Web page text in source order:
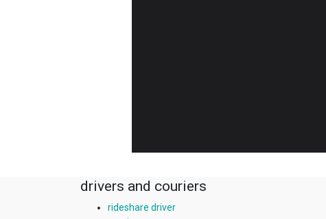
drivers and couriers
rideshare driver